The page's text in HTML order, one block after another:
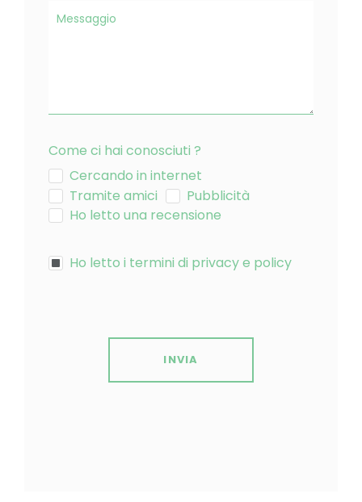
Come ci hai conosciuti ?
Cercando in internet
Tramite amici
Pubblicità
Ho letto una recensione
Ho letto i termini di privacy e policy
INVIA